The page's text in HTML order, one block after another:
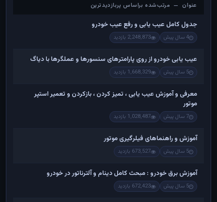
عنوان — مرتب‌شده براساس پربازدیدترین
عنوان — مرتب‌شده براساس پربازدیدترین
جدول کامل عیب یابی و رفع عیب خودرو
4 سال پیش 2,248,873 بازدید
عیب یابی خودرو از روی پارامترهای سنسورها و عملگرها با دیاگ
5 سال پیش 1,668,329 بازدید
معرفی و آموزش عیب یابی ، تمیز کردن ، بازکردن و تعمیر استپر
موتور
7 سال پیش 1,028,487 بازدید
آموزش و راهنماهای فیلرگیری موتور
5 سال پیش 673,527 بازدید
آموزش برق خودرو : مبحث کامل دینام و آلترناتور در خودرو
5 سال پیش 672,423 بازدید